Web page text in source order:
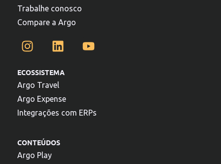
Trabalhe conosco
Compare a Argo
ECOSSISTEMA
Argo Travel
Argo Expense
Integrações com ERPs
CONTEÚDOS
Argo Play